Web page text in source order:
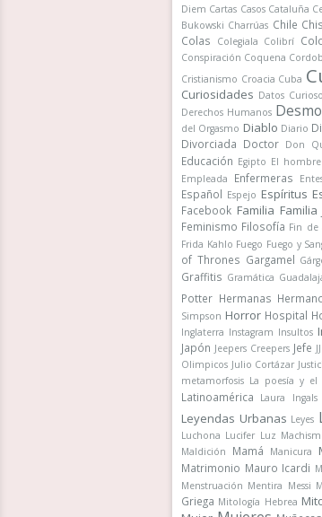
Diem Cartas Casos Cataluña
Bukowski Charrúas Chile
Colas Colegiala Colibrí
Conspiración Coquena
Cristianismo Croacia Cuba
Curiosidades Datos
Derechos Humanos
del Orgasmo Diablo Diario
Divorciada Doctor Don
Educación Egipto El
Empleada
Enfermeras
Español Espejo Espíritus
Facebook Familia Familia
Feminismo Filosofía Fin de
Frida Kahlo Fuego Fuego y
of Thrones Gargamel
Graffitis Gramática
Potter Hermanas
Simpson Horror Hospital
Inglaterra Instagram Insultos
Japón Jeepers Creepers Jefe
Olimpicos Julio Cortázar
metamorfosis La poesía y
Latinoamérica Laura Ingals
Leyendas Urbanas Leyes
Luchona Lucifer Luz
Maldición
Mamá Manicura
Matrimonio Mauro Icardi
Menstruación Mentira Messi
Griega Mitología Hebrea